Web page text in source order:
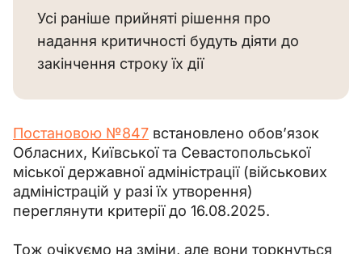
Усі раніше прийняті рішення про
надання критичності будуть діяти до
закінчення строку їх дії
Постановою №847 встановлено обов’язок
Обласних, Київської та Севастопольської
міської державної адміністрації (військових
адміністрацій у разі їх утворення)
переглянути критерії до 16.08.2025.
Тож очікуємо на зміни, але вони торкнуться